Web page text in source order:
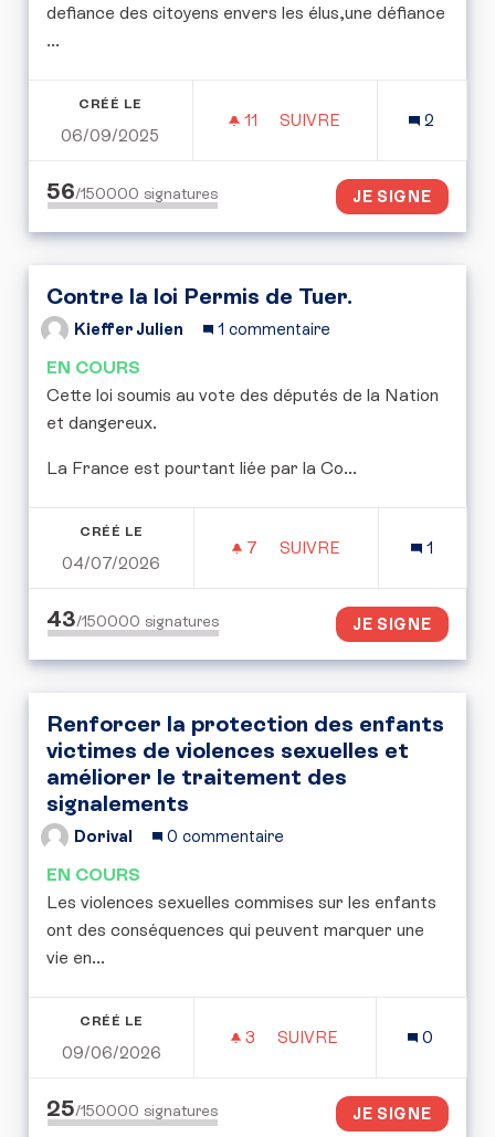
defiance des citoyens envers les élus,une défiance
...
CRÉÉ LE
06/09/2025
11 11 ABONNÉS
SUIVRE
2
56/150000 signatures JE SIGNE
Contre la loi Permis de Tuer.
Kieffer Julien 1 commentaire
EN COURS
Cette loi soumis au vote des députés de la Nation
et dangereux.
La France est pourtant liée par la Co...
CRÉÉ LE
04/07/2026
7 7 ABONNÉS
SUIVRE
1
43/150000 signatures JE SIGNE
Renforcer la protection des enfants
victimes de violences sexuelles et
améliorer le traitement des
signalements
Dorival 0 commentaire
EN COURS
Les violences sexuelles commises sur les enfants
ont des conséquences qui peuvent marquer une
vie en...
CRÉÉ LE
09/06/2026
3 3 ABONNÉS
SUIVRE
0
25/150000 signatures JE SIGNE